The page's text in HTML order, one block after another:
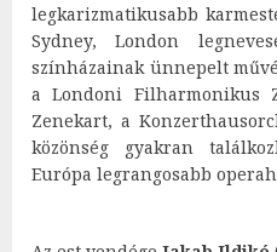
legkarizmatikusabb
Sydney, London
színházainak ünnepelt
a Londoni Filharmonikus
Zenekart, a
közönség gyakran
Európa legrangosabb